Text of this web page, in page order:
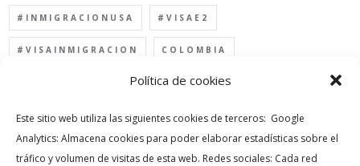
Política de cookies
Este sitio web utiliza las siguientes cookies de terceros: Google
Analytics: Almacena cookies para poder elaborar estadísticas sobre el
tráfico y volumen de visitas de esta web. Redes sociales: Cada red
#INMIGRACIONUSA #VISAE2
#VISAINMIGRACION COLOMBIA
ENCUENTRA TU CASA INMIGRACION USA
INMOBILIARIAS EN MIAMI INVERSION USA
INVERTIR EN MIAMI MIAMI